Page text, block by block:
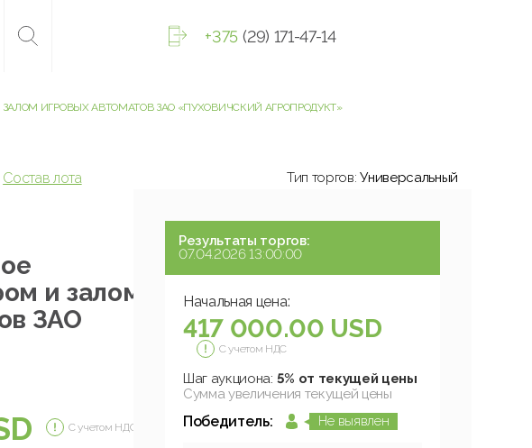
+375 (29) 171-47-14
ИГРОВЫХ АВТОМАТОВ ЗАО «ПУХОВИЧСКИЙ АГРОПРОДУКТ»
Состав лота
и залом
ЗАО
С учетом НДС
Тип торгов:Универсальный
Результаты торгов:
07.04.2026 13:00:00
Начальная цена:
417 000.00 USD
С учетом НДС
Шаг аукциона: 5% от текущей цены
Сумма увеличения текущей цены
Победитель: Не выявлен